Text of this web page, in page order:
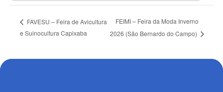
FAVESU – Feira de Avicultura
e Suinocultura Capixaba
FEIMI – Feira da Moda Inverno
2026 (São Bernardo do Campo)